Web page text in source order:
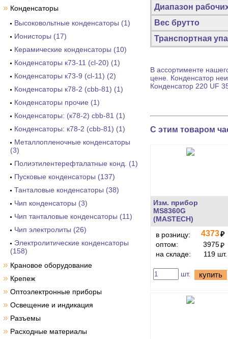
» Конденсаторы
Высоковольтные конденсаторы (1)
Ионисторы (17)
Керамические конденсаторы (10)
Конденсаторы к73-11 (cl-20) (1)
Конденсаторы к73-9 (cl-11) (2)
Конденсаторы к78-2 (cbb-81) (1)
Конденсаторы прочие (1)
Конденсаторы: (к78-2) cbb-81 (1)
Конденсаторы: к78-2 (cbb-81) (1)
Металлопленочные конденсаторы
(3)
Полиэтилентерефталатные конд. (1)
Пусковые конденсаторы (137)
Танталовые конденсаторы (38)
Чип конденсаторы (3)
Чип танталовые конденсаторы (11)
Чип электролиты (26)
Электролитические конденсаторы
(158)
» Крановое оборудование
» Крепеж
» Оптоэлектронные приборы
» Освещение и индикация
» Разъемы
» Расходные материалы
Диапазон
Вес брутто
Транспортная
В ассортименте
цене. Конденсатор
Конденсатор 220 UF
С этим товаром
Изм. прибор
MS8360G
(MASTECH)
в розницу:
4373₽
оптом:
3975₽
на складе:
119 шт.
шт. купить